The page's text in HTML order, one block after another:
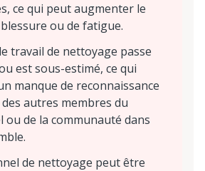
ce qui peut augmenter le
ou de fatigue.
travail de nettoyage passe
est sous-estimé, ce qui
manque de reconnaissance
autres membres du
ou de la communauté dans
de nettoyage peut être